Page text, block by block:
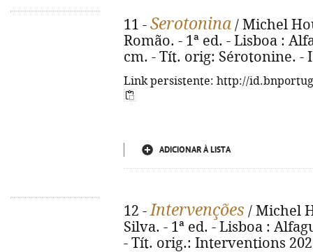
11 - Serotonina / Michel
Romão. - 1ª ed. - Lisboa :
cm. - Tít. orig: Sérotonine. -
Link persistente: http://
ADICIONAR À LISTA
12 -Intervenções / Michel
Silva. - 1ª ed. - Lisboa :
- Tít. orig.: Interventions